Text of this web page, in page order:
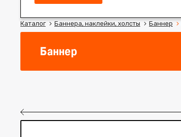
Каталог Баннера, наклейки, холсты Баннер
Баннер